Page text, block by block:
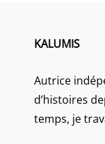
KALUMIS
Autrice
d’histoires
temps, je